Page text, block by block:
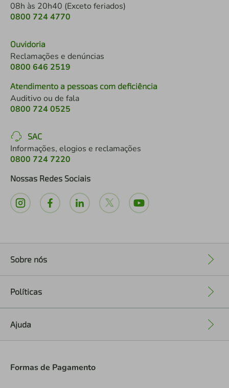
08h às 20h40 (Exceto feriados)
0800 724 4770
Ouvidoria
Reclamações e denúncias
0800 646 2519
Atendimento a pessoas com deficiência
Auditivo ou de fala
0800 724 0525
SAC
Informações, elogios e reclamações
0800 724 7220
Nossas Redes Sociais
Sobre nós
Políticas
Ajuda
Formas de Pagamento